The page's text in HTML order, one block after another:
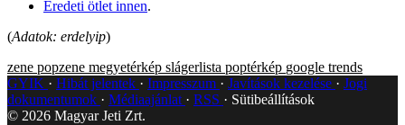
Eredeti ötlet innen.
(Adatok: erdelyip)
zene popzene megyetérkép slágerlista poptérkép google trends
GYIK
Hibát jelentek Impresszum Javítások kezelése
Jogi
dokumentumok
Médiaajánlat RSS
Sütibeállítások
© 2026 Magyar Jeti Zrt.